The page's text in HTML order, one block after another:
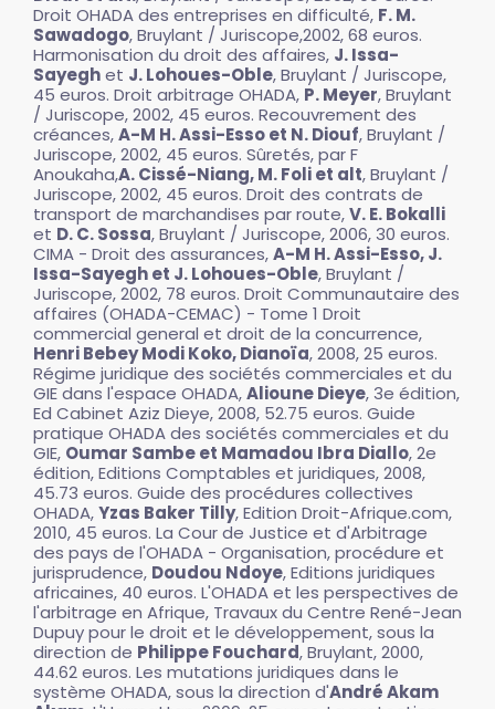
Droit OHADA des entreprises en difficulté, F. M.
Sawadogo, Bruylant / Juriscope,2002, 68 euros.
Harmonisation du droit des affaires, J. Issa-
Sayeghet J. Lohoues-Oble, Bruylant / Juriscope,
45 euros. Droit arbitrage OHADA, P. Meyer, Bruylant
/ Juriscope, 2002, 45 euros. Recouvrement des
créances,A-M H. Assi-Esso et N. Diouf, Bruylant /
Juriscope, 2002, 45 euros. Sûretés, par F
Anoukaha,A. Cissé-Niang, M. Foli et alt, Bruylant /
Juriscope, 2002, 45 euros. Droit des contrats de
transport de marchandises par route,V. E. Bokalli
et D. C. Sossa, Bruylant / Juriscope, 2006, 30 euros.
CIMA - Droit des assurances,A-M H. Assi-Esso, J.
Issa-Sayegh et J. Lohoues-Oble, Bruylant /
Juriscope, 2002, 78 euros. Droit Communautaire des
affaires (OHADA-CEMAC) - Tome 1 Droit
commercial general et droit de la concurrence,
Henri Bebey Modi Koko, Dianoïa, 2008, 25 euros.
Régime juridique des sociétés commerciales et du
GIE dans l'espace OHADA,Alioune Dieye, 3e édition,
Ed Cabinet Aziz Dieye, 2008, 52.75 euros. Guide
pratique OHADA des sociétés commerciales et du
GIE, Oumar Sambe et Mamadou Ibra Diallo, 2e
édition, Editions Comptables et juridiques, 2008,
45.73 euros. Guide des procédures collectives
OHADA,Yzas Baker Tilly, Edition Droit-Afrique.com,
2010, 45 euros. La Cour de Justice et d'Arbitrage
des pays de l'OHADA - Organisation, procédure et
jurisprudence, Doudou Ndoye, Editions juridiques
africaines, 40 euros. L'OHADA et les perspectives de
l'arbitrage en Afrique, Travaux du Centre René-Jean
Dupuy pour le droit et le développement, sous la
direction de Philippe Fouchard, Bruylant, 2000,
44.62 euros. Les mutations juridiques dans le
système OHADA, sous la direction d'André Akam